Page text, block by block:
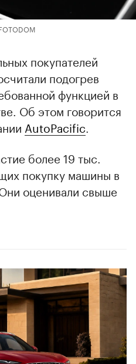
покупателей
подогрев
функцией в
Об этом говорится
AutoPacific.
более 19 тыс.
покупку машины в
оценивали свыше